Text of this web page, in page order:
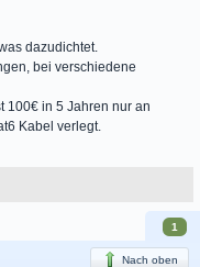
dazudichtet.
bei verschiedene
100€ in 5 Jahren nur an
Kabel verlegt.
1
Nach oben